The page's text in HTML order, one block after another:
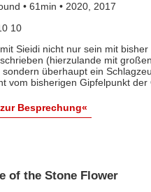
• 61min • 2020, 2017
10
Sieidi nicht nur sein mit
(hierzulande mit
überhaupt ein
vom bisherigen Gipfelpunkt der
Besprechung«
of the Stone Flower